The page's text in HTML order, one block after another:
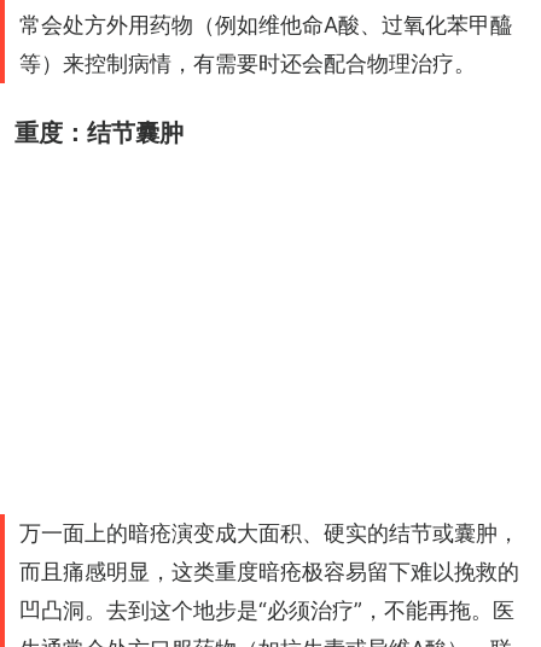
常会处方外用药物（例如维他命A酸、过氧化苯甲醯
等）来控制病情，有需要时还会配合物理治疗。
重度：结节囊肿
万一面上的暗疮演变成大面积、硬实的结节或囊肿，
而且痛感明显，这类重度暗疮极容易留下难以挽救的
凹凸洞。去到这个地步是“必须治疗”，不能再拖。医